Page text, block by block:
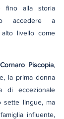
fino alla storia
accedere a
livello come
Piscopia,
la prima donna
di eccezionale
sette lingue, ma
influente,